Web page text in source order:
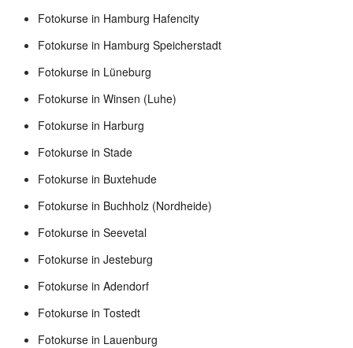
Fotokurse in Hamburg Hafencity
Fotokurse in Hamburg Speicherstadt
Fotokurse in Lüneburg
Fotokurse in Winsen (Luhe)
Fotokurse in Harburg
Fotokurse in Stade
Fotokurse in Buxtehude
Fotokurse in Buchholz (Nordheide)
Fotokurse in Seevetal
Fotokurse in Jesteburg
Fotokurse in Adendorf
Fotokurse in Tostedt
Fotokurse in Lauenburg